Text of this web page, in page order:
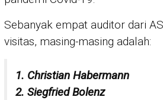
Sebanyak empat auditor dari
visitas, masing-masing adalah:
1. Christian Habermann
2. Siegfried Bolenz